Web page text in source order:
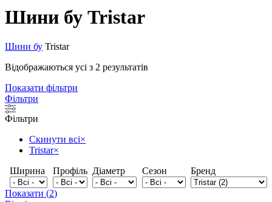
Шини бу Tristar
Шини бу Tristar
Відображаються усі з 2 результатів
Показати фільтри
Фільтри
Фільтри
Скинути всі×
Tristar×
Ширина
Профіль Діаметр Сезон Бренд
Показати (2)